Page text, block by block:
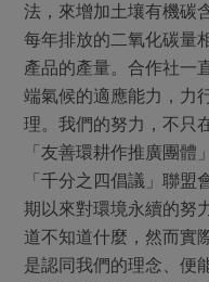
法，來增加土壤有機碳
每年排放的二氧化碳量
產品的產量。合作社一
端氣候的適應能力，力
理。我們的努力，不只
「友善環耕作推廣團
「千分之四倡議」聯
期以來對環境永續的努
道不知道什麼，然而實
是認同我們的理念、便